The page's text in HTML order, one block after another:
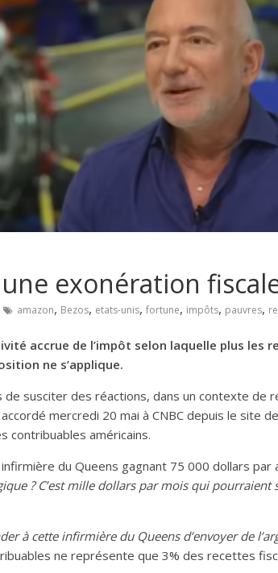
exonération
amazon, Bezos, etats-unis, fortune, impôts, pauvres,
accrue de l’impôt selon laquelle plus
ne s’applique.
de susciter des réactions, dans un contexte
mercredi 20 mai à CNBC depuis le site
contribuables américains.
du Queens gagnant 75 000 dollars
? C’est mille dollars par mois qui
à cette infirmière du Queens d’envoyer de
ne représente que 3% des recettes